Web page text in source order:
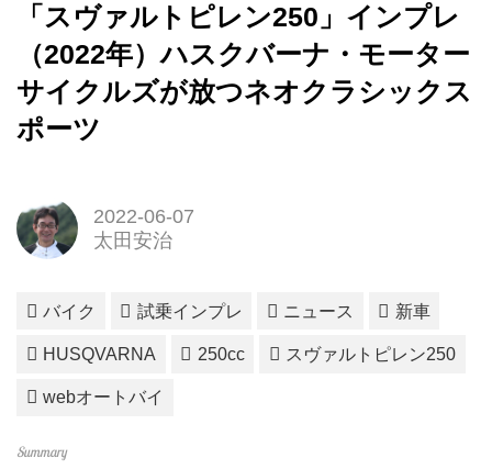
「スヴァルトピレン250」インプレ
（2022年）ハスクバーナ・モーター
サイクルズが放つネオクラシックス
ポーツ
2022-06-07
太田安治
バイク 試乗インプレ ニュース 新車
HUSQVARNA 250cc スヴァルトピレン250
webオートバイ